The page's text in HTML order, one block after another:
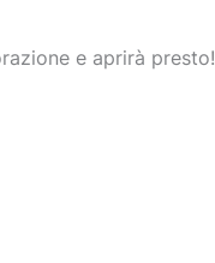
e aprirà presto!